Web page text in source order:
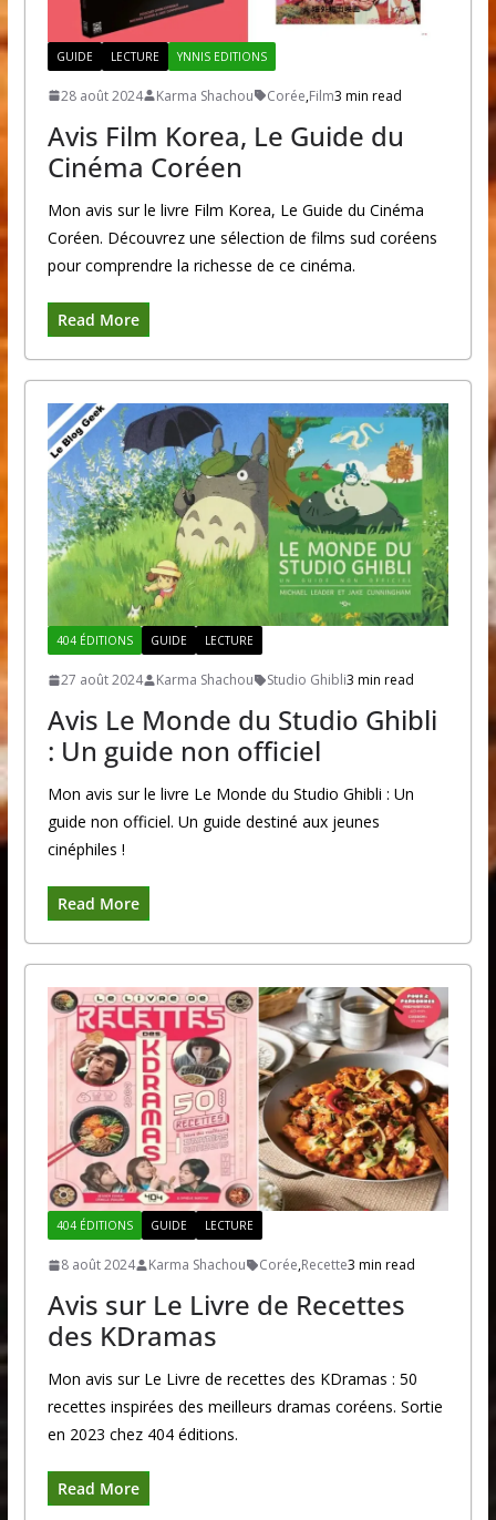
GUIDE LECTURE YNNIS EDITIONS
28 août 2024 Karma Shachou Corée,Film3 min read
Avis Film Korea, Le Guide du
Cinéma Coréen
Mon avis sur le livre Film Korea, Le Guide du Cinéma
Coréen. Découvrez une sélection de films sud coréens
pour comprendre la richesse de ce cinéma.
Read More
404 ÉDITIONS GUIDE LECTURE
27 août 2024 Karma Shachou Studio Ghibli3 min read
Avis Le Monde du Studio Ghibli
: Un guide non officiel
Mon avis sur le livre Le Monde du Studio Ghibli : Un
guide non officiel. Un guide destiné aux jeunes
cinéphiles !
Read More
404 ÉDITIONS GUIDE LECTURE
8 août 2024 Karma Shachou Corée,Recette3 min read
Avis sur Le Livre de Recettes
des KDramas
Mon avis sur Le Livre de recettes des KDramas : 50
recettes inspirées des meilleurs dramas coréens. Sortie
en 2023 chez 404 éditions.
Read More